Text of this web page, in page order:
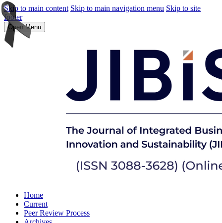
Skip to main content Skip to main navigation menu Skip to site
footer
Open Menu
Home
Current
Peer Review Process